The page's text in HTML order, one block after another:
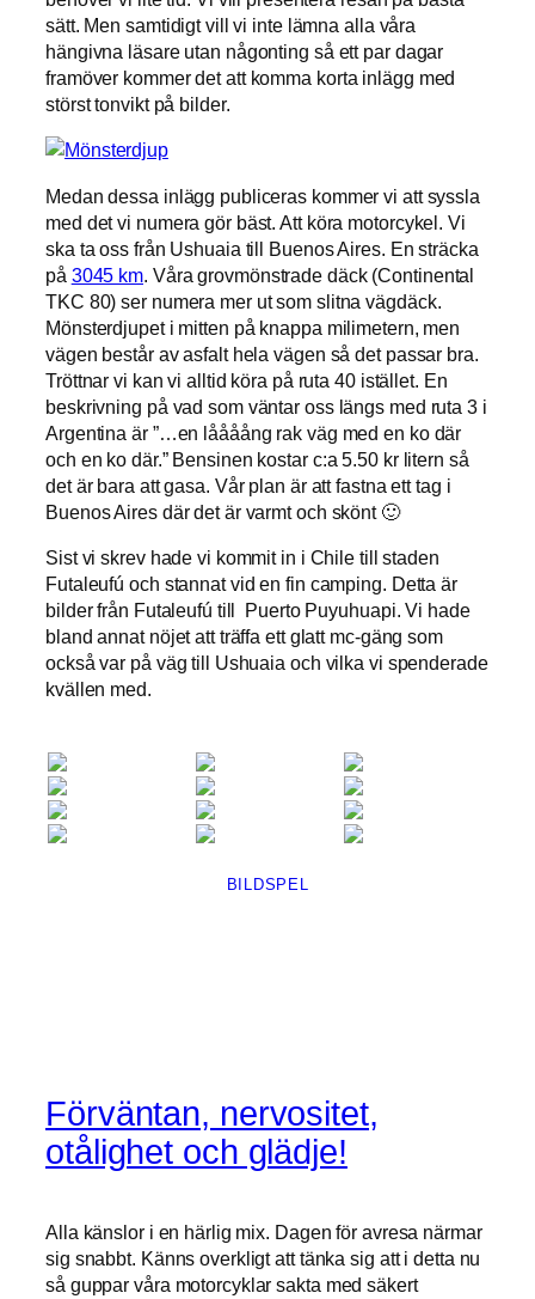
sätt. Men samtidigt vill vi inte lämna alla våra
hängivna läsare utan någonting så ett par dagar
framöver kommer det att komma korta inlägg med
störst tonvikt på bilder.
Medan dessa inlägg publiceras kommer vi att syssla
med det vi numera gör bäst. Att köra motorcykel. Vi
ska ta oss från Ushuaia till Buenos Aires. En sträcka
på 3045 km. Våra grovmönstrade däck (Continental
TKC 80) ser numera mer ut som slitna vägdäck.
Mönsterdjupet i mitten på knappa milimetern, men
vägen består av asfalt hela vägen så det passar bra.
Tröttnar vi kan vi alltid köra på ruta 40 istället. En
beskrivning på vad som väntar oss längs med ruta 3 i
Argentina är ”…en låååång rak väg med en ko där
och en ko där.” Bensinen kostar c:a 5.50 kr litern så
det är bara att gasa. Vår plan är att fastna ett tag i
Buenos Aires där det är varmt och skönt 🙂
Sist vi skrev hade vi kommit in i Chile till staden
Futaleufú och stannat vid en fin camping. Detta är
bilder från Futaleufú till Puerto Puyuhuapi. Vi hade
bland annat nöjet att träffa ett glatt mc-gäng som
också var på väg till Ushuaia och vilka vi spenderade
kvällen med.
BILDSPEL
Förväntan, nervositet,
otålighet och glädje!
Alla känslor i en härlig mix. Dagen för avresa närmar
sig snabbt. Känns overkligt att tänka sig att i detta nu
så guppar våra motorcyklar sakta med säkert